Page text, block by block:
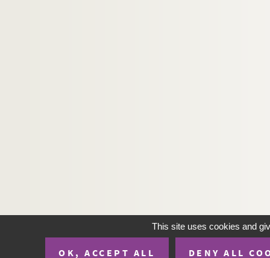
This site uses cookies and
OK, ACCEPT ALL DENY ALL